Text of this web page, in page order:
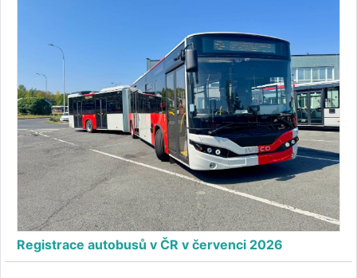
Registrace autobusů v ČR v červenci 2026